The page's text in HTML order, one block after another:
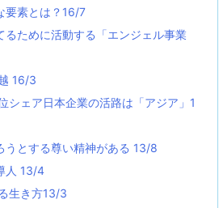
要素とは？16/7
るために活動する「エンジェル事業
16/3
シェア日本企業の活路は「アジア」1
うとする尊い精神がある 13/8
人 13/4
生き方13/3